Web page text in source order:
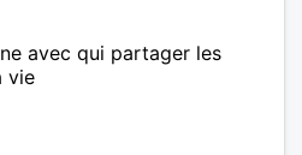
avec qui partager les
vie